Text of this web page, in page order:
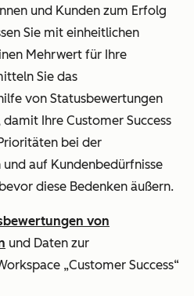
und Kunden zum Erfolg
Sie mit einheitlichen
Mehrwert für Ihre
Sie das
von Statusbewertungen
Ihre Customer Success
bei der
und auf Kundenbedürfnisse
diese Bedenken äußern.
von
und Daten zur
„Customer Success“